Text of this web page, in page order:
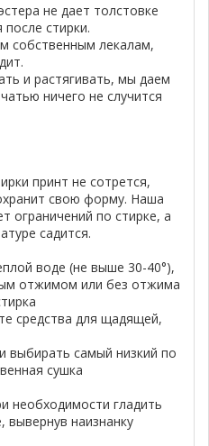
не дает толстовке
после стирки.
собственным лекалам,
и растягивать, мы даем
ничего не случится
принт не сотрется,
свою форму. Наша
ограничений по стирке, а
садится.
воде (не выше 30-40°),
отжимом или без отжима
средства для щадящей,
выбирать самый низкий по
сушка
необходимости гладить
вывернув наизнанку